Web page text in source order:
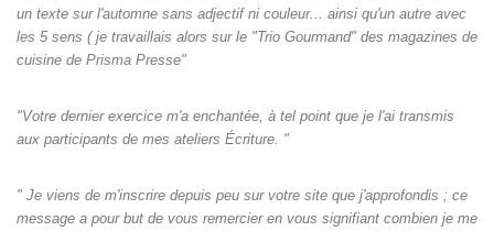
un texte sur l'automne sans adjectif ni couleur... ainsi qu'un autre avec
les 5 sens ( je travaillais alors sur le "Trio Gourmand" des magazines de
cuisine de Prisma Presse"
"Votre dernier exercice m'a enchantée, à tel point que je l'ai transmis
aux participants de mes ateliers Écriture. "
" Je viens de m'inscrire depuis peu sur votre site que j'approfondis ; ce
message a pour but de vous remercier en vous signifiant combien je me